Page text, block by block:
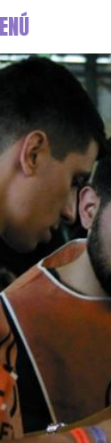
A TODO EL
2018